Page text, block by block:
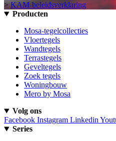
>KAM-beleidsverklaring
Producten
Mosa-tegelcollecties
Vloertegels
Wandtegels
Terrastegels
Geveltegels
Zoek tegels
Woningbouw
Mero by Mosa
Volg ons
Facebook Instagram Linkedin
Series